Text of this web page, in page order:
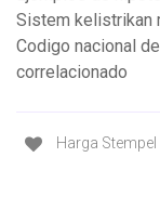
Sistem kelistrikan
Codigo nacional
correlacionado
Harga